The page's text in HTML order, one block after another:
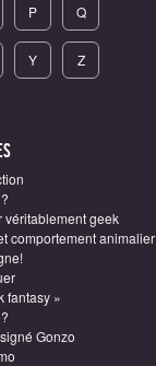
P Q
Y Z
véritablement geek
comportement animalier
fantasy »
Gonzo